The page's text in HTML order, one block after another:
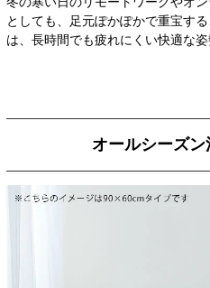
としても、足元ぽかぽかで重宝す
は、長時間でも疲れにくい快適な姿
オールシーズン